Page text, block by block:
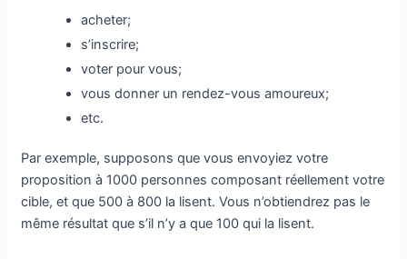
acheter;
s’inscrire;
voter pour vous;
vous donner un rendez-vous amoureux;
etc.
Par exemple, supposons que vous envoyiez votre
proposition à 1000 personnes composant réellement votre
cible, et que 500 à 800 la lisent. Vous n’obtiendrez pas le
même résultat que s’il n’y a que 100 qui la lisent.